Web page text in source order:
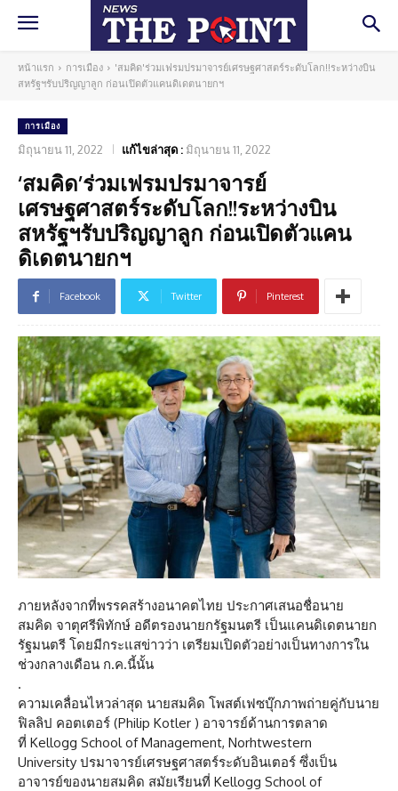
หน้าแรก การเมือง
'สมคิด'ร่วมเฟรมปรมาจารย์เศรษฐศาสตร์ระดับโลก!!ระหว่างบิน
สหรัฐฯรับปริญญาลูก ก่อนเปิดตัวแคนดิเดตนายกฯ
การเมือง
มิถุนายน 11, 2022 แก้ไขล่าสุด : มิถุนายน 11, 2022
‘สมคิด’ร่วมเฟรมปรมาจารย์
เศรษฐศาสตร์ระดับโลก!!ระหว่างบิน
สหรัฐฯรับปริญญาลูก ก่อนเปิดตัวแคน
ดิเดตนายกฯ
Facebook Twitter Pinterest
ภายหลังจากที่พรรคสร้างอนาคตไทย ประกาศเสนอชื่อนาย
สมคิด จาตุศรีพิทักษ์ อดีตรองนายกรัฐมนตรี เป็นแคนดิเดตนายก
รัฐมนตรี โดยมีกระแสข่าวว่า เตรียมเปิดตัวอย่างเป็นทางการใน
ช่วงกลางเดือน ก.ค.นี้นั้น
.
ความเคลื่อนไหวล่าสุด นายสมคิด โพสต์เฟซบุ๊กภาพถ่ายคู่กับนาย
ฟิลลิป คอตเตอร์ (Philip Kotler ) อาจารย์ด้านการตลาด
ที่ Kellogg School of Management, Norhtwestern
University ปรมาจารย์เศรษฐศาสตร์ระดับอินเตอร์ ซึ่งเป็น
อาจารย์ของนายสมคิด สมัยเรียนที่ Kellogg School of